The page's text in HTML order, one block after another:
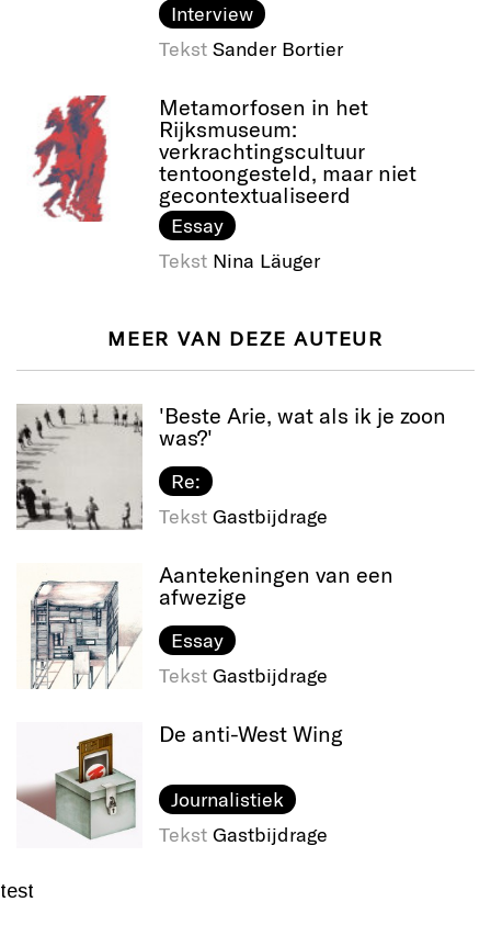
Interview
Tekst Sander Bortier
Metamorfosen in het
Rijksmuseum:
verkrachtingscultuur
tentoongesteld, maar niet
gecontextualiseerd
Essay
Tekst Nina Läuger
MEER VAN DEZE AUTEUR
'Beste Arie, wat als ik je zoon
was?'
Re:
Tekst Gastbijdrage
Aantekeningen van een
afwezige
Essay
Tekst Gastbijdrage
De anti-West Wing
Journalistiek
Tekst Gastbijdrage
test